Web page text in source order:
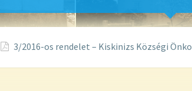
3/2016-os rendelet – Kiskinizs Községi